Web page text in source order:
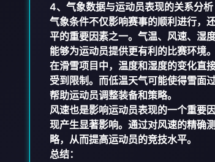
4、气象数据与运动员表现的关系分析
气象条件不仅影响赛事的顺利进行，
平的重要因素之一。气温、风速、湿
能够为运动员提供更有利的比赛环境。
在滑雪项目中，温度和湿度的变化直
受到限制。而低温天气可能使得雪面
帮助运动员调整装备和策略。
风速也是影响运动员表现的一个重要
现产生显著影响。通过对风速的精确
略，从而提高运动员的竞技水平。
总结：